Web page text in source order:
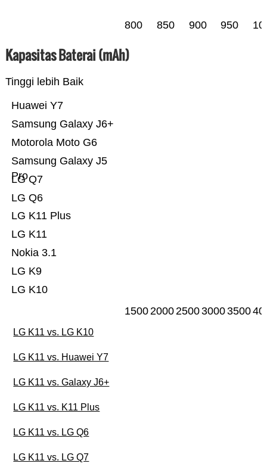
800 850 900 950
Kapasitas Baterai (mAh)
Tinggi lebih Baik
LG K10
LG K9
Nokia 3.1
LG K11
LG K11 Plus
LG Q6
LG Q7
Samsung Galaxy J5
Pro
Motorola Moto G6
Samsung Galaxy J6+
Huawei Y7
15002000250030003500
LG K11 vs. LG K10
LG K11 vs. Huawei Y7
LG K11 vs. Galaxy J6+
LG K11 vs. K11 Plus
LG K11 vs. LG Q6
LG K11 vs. LG Q7